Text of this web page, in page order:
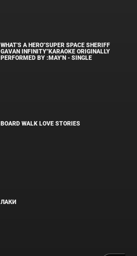
WHAT'S A HERO"SUPER SPACE SHERIFF
GAVAN INFINITY"KARAOKE ORIGINALLY
PERFORMED BY :MAY'N - SINGLE
BOARD WALK LOVE STORIES
ЛАКИ